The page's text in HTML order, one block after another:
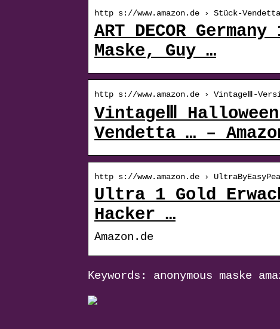
http s://www.amazon.de › Stück-
ART DECOR
Maske, Guy …
http s://www.amazon.de › VintageⅢ-
VintageⅢ
Vendetta … –
http s://www.amazon.de ›
Ultra 1 Gold
Hacker …
Amazon.de
Keywords: anonymous maske